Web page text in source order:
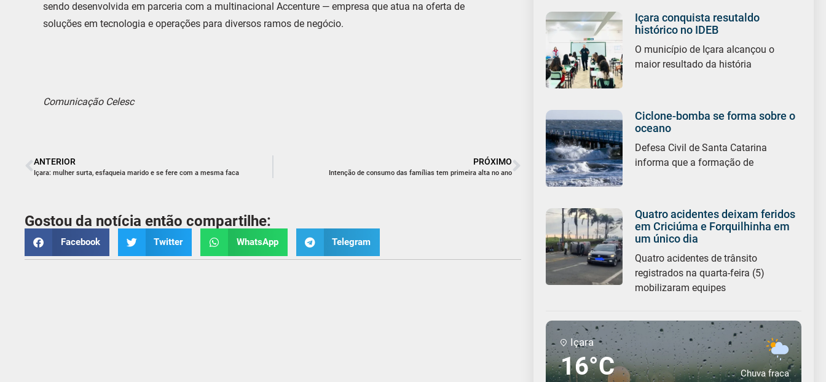
sendo desenvolvida em parceria com a multinacional Accenture — empresa que atua na oferta de
soluções em tecnologia e operações para diversos ramos de negócio.
Comunicação Celesc
ANTERIOR
Içara: mulher surta, esfaqueia marido e se fere com a mesma faca
PRÓXIMO
Intenção de consumo das famílias tem primeira alta no ano
Gostou da notícia então compartilhe:
Facebook Twitter WhatsApp Telegram
Içara conquista resutaldo
histórico no IDEB
O município de Içara alcançou o
maior resultado da história
Ciclone-bomba se forma sobre o
oceano
Defesa Civil de Santa Catarina
informa que a formação de
Quatro acidentes deixam feridos
em Criciúma e Forquilhinha em
um único dia
Quatro acidentes de trânsito
registrados na quarta-feira (5)
mobilizaram equipes
Içara
16°C Chuva fraca